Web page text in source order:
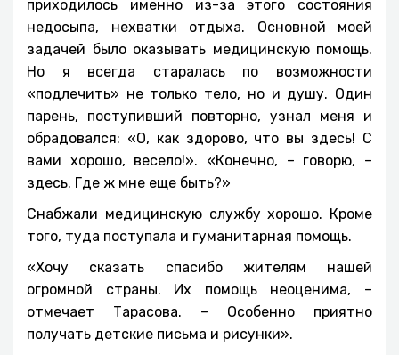
приходилось именно из-за этого состояния
недосыпа, нехватки отдыха. Основной моей
задачей было оказывать медицинскую помощь.
Но я всегда старалась по возможности
«подлечить» не только тело, но и душу. Один
парень, поступивший повторно, узнал меня и
обрадовался: «О, как здорово, что вы здесь! С
вами хорошо, весело!». «Конечно, – говорю, –
здесь. Где ж мне еще быть?»
Снабжали медицинскую службу хорошо. Кроме
того, туда поступала и гуманитарная помощь.
«Хочу сказать спасибо жителям нашей
огромной страны. Их помощь неоценима, –
отмечает Тарасова. – Особенно приятно
получать детские письма и рисунки».